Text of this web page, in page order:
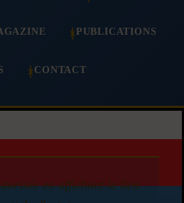
PUBLICATIONS
CONTACT
en affichant le lien